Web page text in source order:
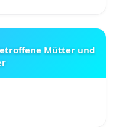
Mütter und